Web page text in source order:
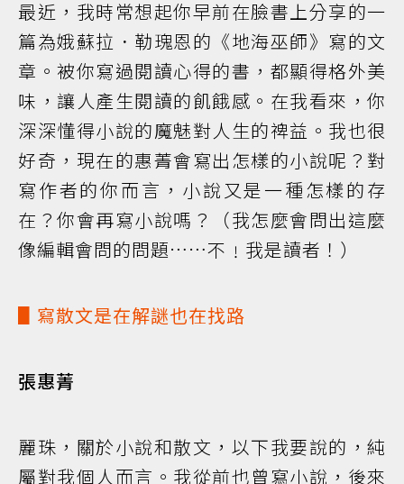
最近，我時常想起你早前在臉書上分享的一
篇為娥蘇拉．勒瑰恩的《地海巫師》寫的文
章。被你寫過閱讀心得的書，都顯得格外美
味，讓人產生閱讀的飢餓感。在我看來，你
深深懂得小說的魔魅對人生的禆益。我也很
好奇，現在的惠菁會寫出怎樣的小說呢？對
寫作者的你而言，小說又是一種怎樣的存
在？你會再寫小說嗎？（我怎麼會問出這麼
像編輯會問的問題……不﹗我是讀者！）
▋寫散文是在解謎也在找路
張惠菁
麗珠，關於小說和散文，以下我要說的，純
屬對我個人而言。我從前也曾寫小說，後來